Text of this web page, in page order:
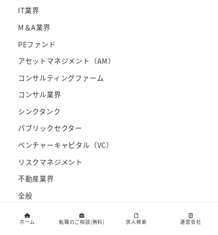
IT業界
M＆A業界
PEファンド
アセットマネジメント（AM）
コンサルティングファーム
コンサル業界
シンクタンク
パブリックセクター
ベンチャーキャピタル（VC）
リスクマネジメント
不動産業界
全般
営業・広告宣伝
ホーム 転職のご相談(無料) 求人検索 運営会社